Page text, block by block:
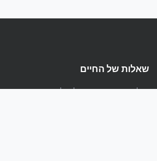
שאלות של החיים
הפלטפורמה המקצועית לשאלות ותשובות בעברית